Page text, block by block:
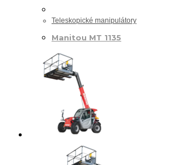
Teleskopické manipulátory
Manitou MT 1135